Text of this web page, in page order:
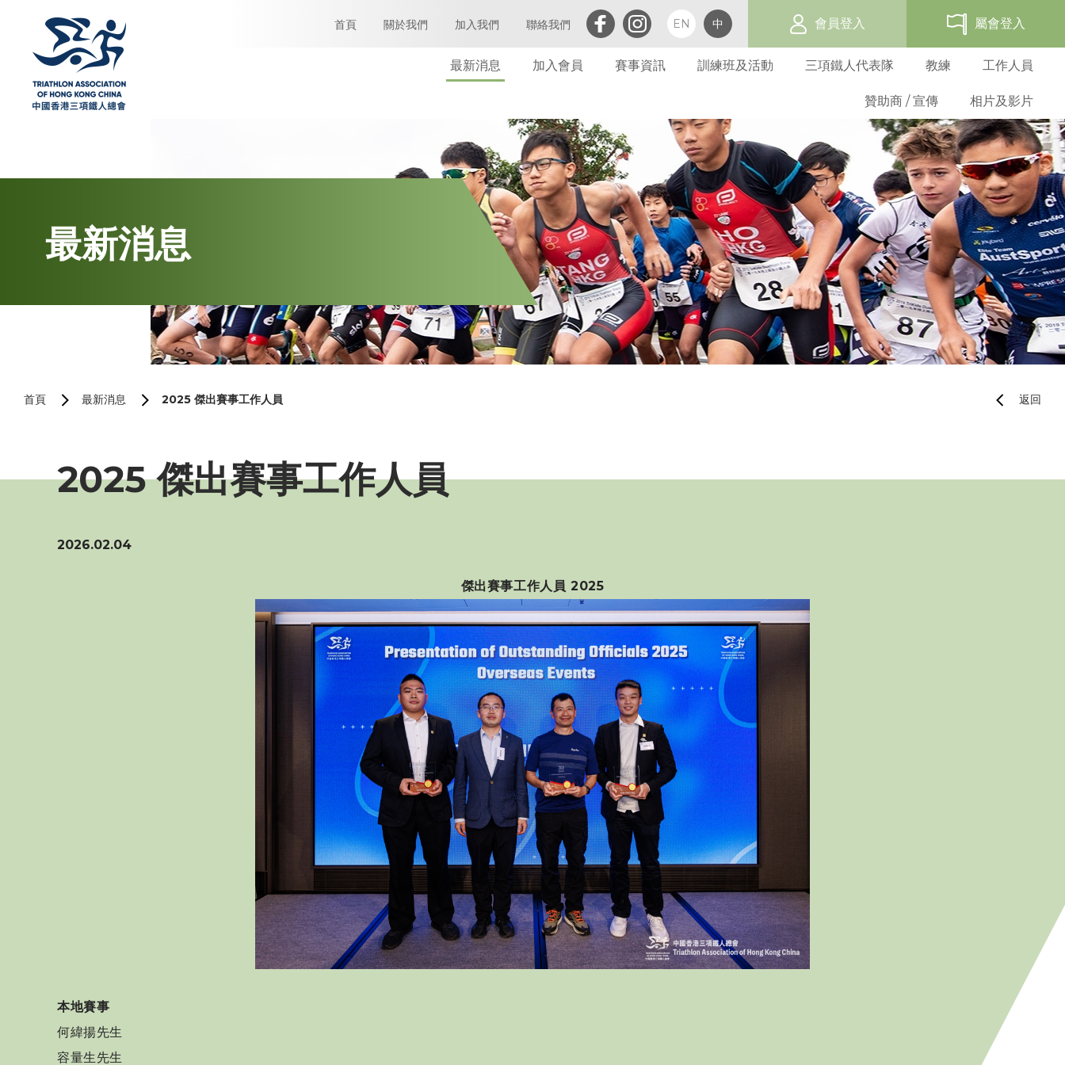
首頁 關於我們
定義及闡析
會員
委員會
委員會會議
財務
告示
其他
亞洲三項鐵人
財務報告(康文署體育資助計劃)
防止性騷擾政策及指引
保護兒童政策及指引
加入我們 聯絡我們 EN 中 會員登入 屬會登入
最新消息 加入會員
個人會員
會員福利
三項鐵人服裝
折扣優惠商
屬會註冊 屬會名單
義務及守則
屬會申請
表格下載
賽事資訊
賽事活動報名表
三項鐵人世界盃 - 香港
海外賽事活動
比賽成績
比賽規例
週年聯賽獎
比賽條款
訓練班及活動
過往三項鐵人發展活動
總會活動
學校活動
成人基層訓練班
青少年基層訓練班
青苗訓練
分齡組別訓練
屬會活動
屬會訓練班
屬會活動
三項鐵人代表隊
代表隊資格及架構
選拔準則
比賽選拔
基準測試
優秀運動員獎
港隊隊員
港隊潛質隊員
發展隊隊員
運動員獎勵計劃
教練
教練培訓班
三項鐵人教
教練進修課程
教練註冊
註冊教練名單
教練道德守則
表格下載
工作人員
贊助商 / 宣傳
贊助商
贊助方法
廣告機會
相片及影片
最新消息
首頁 最新消息 2025 傑出賽事工作人員 返回
2025 傑出賽事工作人員
2026.02.04
傑出賽事工作人員 2025
本地賽事
何緯揚先生
容量生先生